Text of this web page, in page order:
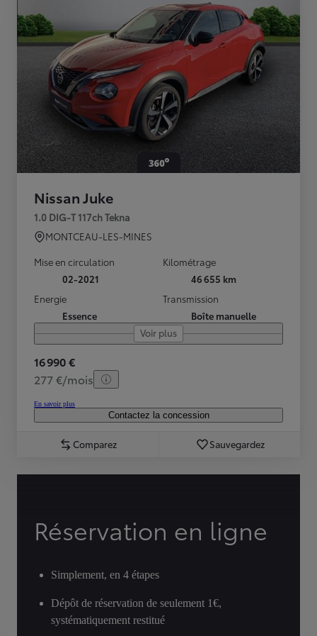
Nissan Juke
1.0 DIG-T 117ch Tekna
MONTCEAU-LES-MINES
Mise en circulation
02-2021
Kilométrage
46 655 km
Energie
Essence
Transmission
Boîte manuelle
Voir plus
16 990 €
277 €/mois
En savoir plus
Contactez la concession
Comparez Sauvegardez
Réservation en ligne
Simplement, en 4 étapes
Dépôt de réservation de seulement 1€,
systématiquement restitué